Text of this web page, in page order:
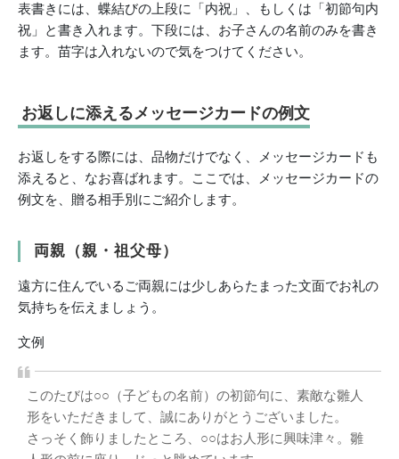
表書きには、蝶結びの上段に「内祝」、もしくは「初節句内
祝」と書き入れます。下段には、お子さんの名前のみを書き
ます。苗字は入れないので気をつけてください。
お返しに添えるメッセージカードの例文
お返しをする際には、品物だけでなく、メッセージカードも
添えると、なお喜ばれます。ここでは、メッセージカードの
例文を、贈る相手別にご紹介します。
両親（親・祖父母）
遠方に住んでいるご両親には少しあらたまった文面でお礼の
気持ちを伝えましょう。
文例
このたびは○○（子どもの名前）の初節句に、素敵な雛人
形をいただきまして、誠にありがとうございました。
さっそく飾りましたところ、○○はお人形に興味津々。雛